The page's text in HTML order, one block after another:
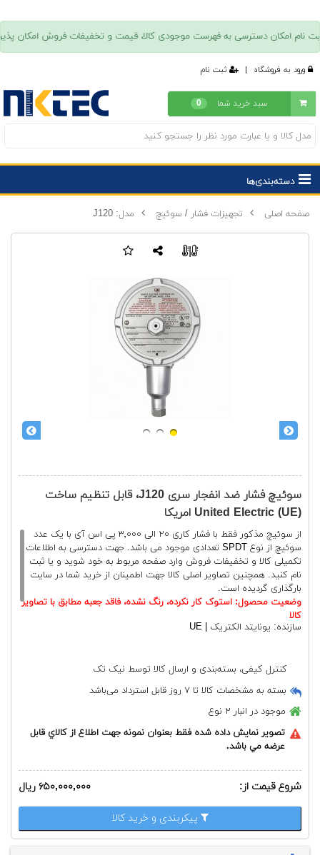
ورود به فروشگاه | ثبت نام
سبد خرید شما 0
دسته‌بندی‌ها
صفحه اصلی تجهیزات فشار / سوئیچ مدل: J120
|
سوئیچ فشار ضد انفجار سری J120، قابل تنظیم ساخت
United Electric (UE) امریکا
از سوئیچ مذکور فقط با فشار کاری ٢٠ الی ٣٬٠٠٠ پی اس آی با یک عدد
سوئیچ از نوع SPDT تعدادی موجود می باشد. جهت دسترسی به اطلاعات
تکمیلی کالا و تخفیفات فروش وارد صفحه مربوط به خود شوید و یا ثبت
نام کنید. همچنین تصاویر اصلی کالا جهت اطمینان از خرید شما در سایت
بارگذاری گردیده است.
وضعیت محصول: استوک کار نکرده، رنگ نشده، فاقد جعبه مطابق با تصاویر
کالا
سازنده: یونایتد الکتریک | UE
کنترل کیفی، بسته‌بندی و ارسال کالا توسط نیک تک
بسته به مشخصات کالا تا ۷ روز قابل استرداد می‌باشد
موجود در انبار ۲ نوع
تصوير نمايش داده شده فقط بعنوان نمونه جهت اطلاع از كالاي قابل
عرضه مي باشد.
شروع قیمت از: ۶۵۰,۰۰۰,۰۰۰ ریال
پیکربندی و خرید کالا